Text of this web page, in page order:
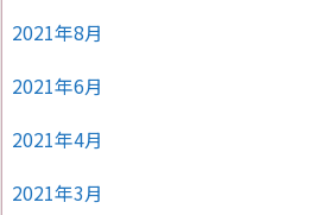
2021年8月
2021年6月
2021年4月
2021年3月